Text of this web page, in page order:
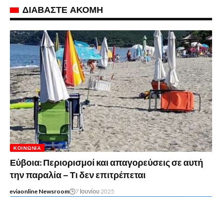
ΔΙΑΒΑΣΤΕ ΑΚΟΜΗ
ΚΟΙΝΩΝΊΑ
Εύβοια: Περιορισμοί και απαγορεύσεις σε αυτή
την παραλία – Τι δεν επιτρέπεται
eviaonline Newsroom 7 Ιουνίου 2025